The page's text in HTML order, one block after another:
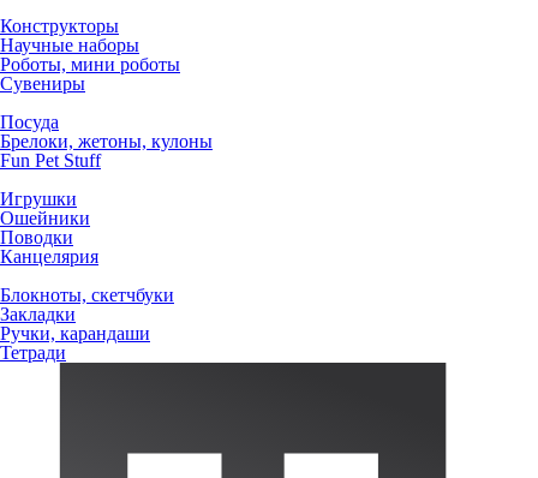
Конструкторы
Научные наборы
Роботы, мини роботы
Сувениры
Посуда
Брелоки, жетоны, кулоны
Fun Pet Stuff
Игрушки
Ошейники
Поводки
Канцелярия
Блокноты, скетчбуки
Закладки
Ручки, карандаши
Тетради